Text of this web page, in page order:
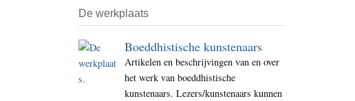
De werkplaats
Boeddhistische kunstenaars
Artikelen en beschrijvingen van en over
het werk van boeddhistische
kunstenaars. Lezers/kunstenaars kunnen